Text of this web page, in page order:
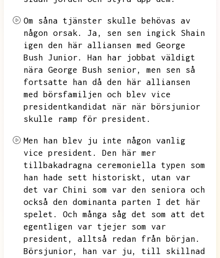
Om såna tjänster skulle behövas av
någon orsak.
Ja, sen sen
ingick Shain
igen den här alliansen med George
Bush Junior. Han har jobbat väldigt
nära George Bush senior,
men sen så
fortsatte han då den här alliansen
med börsfamiljen och blev vice
presidentkandidat
när när börsjunior
skulle ramp för president.
Men han blev ju inte någon vanlig
vice president.
Den här mer
tillbakadragna ceremoniella typen som
han hade sett historiskt, utan var
det var Chini som var den seniora och
också den dominanta parten
I det här
spelet. Och många såg det som att det
egentligen var tjejer som var
president, alltså redan från början.
Börsjunior,
han var ju,
till skillnad